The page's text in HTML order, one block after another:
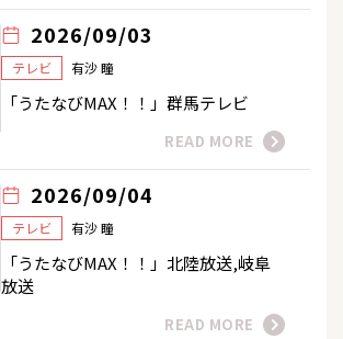
2026/09/03
テレビ 有沙 瞳
「うたなびMAX！！」群馬テレビ
READ MORE
2026/09/04
テレビ 有沙 瞳
「うたなびMAX！！」北陸放送,岐阜
放送
READ MORE